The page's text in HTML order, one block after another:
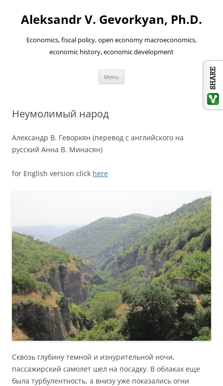
Aleksandr V. Gevorkyan, Ph.D.
Economics, fiscal policy, open economy macroeconomics,
economic history, economic development
Menu
Неумолимый народ
Александр В. Геворкян (перевод с английского на
русский Анна В. Минасян)
for English version click here
Сквозь глубину темной и изнурительной ночи,
пассажирский самолет шел на посадку. В облаках еще
была турбулентность, а внизу уже показались огни